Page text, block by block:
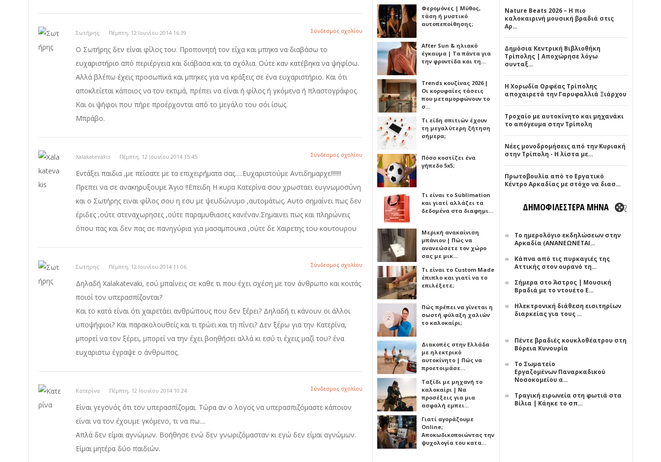
Σωτήρης Πέμπτη, 12 Ιουνίου 2014 16:39 Σύνδεσμος σχολίου
Ο Σωτήρης δεν είναι φίλος του. Προπονητή τον είχα και μπηκα να διαβάσω το
ευχαριστήριο από περιέργεια και διάβασα και τα σχόλια. Ούτε καν κατέβηκα να ψηφίσω.
Αλλά βλέπω έχεις προσωπικά και μπηκες για να κράξεις σε ένα ευχαριστήριο. Και ότι
αποκλείεται κάποιος να τον εκτιμά, πρέπει να είναι ή φίλος ή γκόμενα ή πλαστογράφος.
Και οι ψήφοι που πήρε προέρχονται από το μεγάλο του σόι ίσως.
Μπράβο.
Xalakatevakis Πέμπτη, 12 Ιουνίου 2014 15:45 Σύνδεσμος σχολίου
Εντάξει παιδια ,με πείσατε με τα επιχειρήματα σας.....Ευχαριστούμε Αντιδημαρχε!!!!!!!
Πρεπει να σε ανακηρυξουμε Άγιο !!Επειδη Η κυρα Κατερίνα σου χρωσταει ευγνωμοσύνη
και ο Σωτήρης ειναι φίλος σου η εσυ με ψευδώνυμο ,αυτομάτως. Αυτο σημαίνει πως δεν
έριδες ,ούτε στεναχωρησες ,ούτε παραμυθιασες κανέναν.Σημαινει πως και πληρώνεις
όπου πας και δεν πας σε πανηγύρια για μασαμπουκα ,ούτε δε Χαιρετης του κουτουρου
Σωτήρης Πέμπτη, 12 Ιουνίου 2014 11:06 Σύνδεσμος σχολίου
Δηλαδή Xalakatevaki, εσύ μπαίνεις σε καθε τι που έχει σχέση με τον άνθρωπο και κοιτάς
ποιοί τον υπερασπίζονται?
Και το κατά είναι ότι χαιρετάει ανθρώπους που δεν ξέρει? Δηλαδή τι κάνουν οι άλλοι
υποψήφιοι? Και παρακολουθείς και τι τρώει και τη πίνει? Δεν ξέρω για την Κατερίνα,
μπορεί να τον ξέρει, μπορεί να την έχει βοηθήσει αλλά κι εσύ τι έχεις μαζί του? ένα
ευχαριστω έγραψε ο άνθρωπος.
Κατερίνα Πέμπτη, 12 Ιουνίου 2014 10:24 Σύνδεσμος σχολίου
Είναι γεγονός ότι τον υπερασπίζομαι. Τώρα αν ο λογος να υπερασπιζόμαστε κάποιον
είναι να τον έχουμε γκόμενο, τι να πω....
Απλά δεν είμαι αγνώμων. Βοήθησε ενώ δεν γνωριζόμασταν κι εγώ δεν είμαι αγνώμων.
Είμαι μητέρα δύο παιδιών.
Φερομόνες | Μύθος,
τάση ή μυστικό
αυτοπεποίθησης;
After Sun & ηλιακό
έγκαυμα | Τα πάντα για
την φροντίδα και τη…
Trends κουζίνας 2026 |
Οι κορυφαίες τάσεις
που μεταμορφώνουν το
σ…
Τι είδη σπιτιών έχουν
τη μεγαλύτερη ζήτηση
σήμερα;
Πόσο κοστίζει ένα
γήπεδο 5x5;
Τι είναι το Sublimation
και γιατί αλλάζει τα
δεδομένα στα διαφημι…
Μερική ανακαίνιση
μπάνιου | Πώς να
ανανεώσετε τον χώρο
σας με μικ…
Τι είναι το Custom Made
έπιπλο και γιατί να το
επιλέξετε;
Πώς πρέπει να γίνεται η
σωστή φύλαξη χαλιών
το καλοκαίρι;
Διακοπές στην Ελλάδα
με ηλεκτρικό
αυτοκίνητο | Πώς να
προετοιμάσε…
Ταξίδι με μηχανή το
καλοκαίρι | Να
προσέξεις για μια
ασφαλή εμπει…
Γιατί αγοράζουμε
Online;
Αποκωδικοποιώντας την
ψυχολογία του κατα…
Nature Beats 2026 – Η πιο
καλοκαιρινή μουσική βραδιά στις
Αρ…
Δημόσια Κεντρική Βιβλιοθήκη
Τρίπολης | Αποχώρησε λόγω
συνταξ…
Η Χορωδία Ορφέας Τρίπολης
αποχαιρετά την Γαρυφαλλιά Ξιάρχου
Τροχαίο με αυτοκίνητο και μηχανάκι
το απόγευμα στην Τρίπολη
Νέες μονοδρομήσεις από την Κυριακή
στην Τρίπολη - Η λίστα με…
Πρωτοβουλία από το Εργατικό
Κέντρο Αρκαδίας με στόχο να διασ…
ΔΗΜΟΦΙΛΕΣΤΕΡΑ ΜΗΝΑ
Το ημερολόγιο εκδηλώσεων στην
Αρκαδία (ΑΝΑΝΕΩΝΕΤΑΙ…
Κάπνα από τις πυρκαγιές της
Αττικής στον ουρανό τη…
Σήμερα στο Άστρος | Μουσική
Βραδιά με το ντουέτο Ε…
Ηλεκτρονική διάθεση εισιτηρίων
διαρκείας για τους …
Πέντε βραδιές κουκλοθέατρου στη
Βόρεια Κυνουρία
Το Σωματείο
Εργαζομένων Παναρκαδικού
Νοσοκομείου α…
Τραγική ειρωνεία στη φωτιά στα
Βίλια | Κάηκε το σπ…